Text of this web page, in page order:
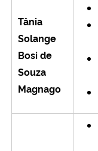
Tânia
Solange
Bosi de
Souza
Magnago